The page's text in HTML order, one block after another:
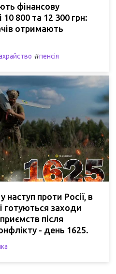
фінансову
800 та 12 300 грн:
отримають
#пенсія
проти Росії, в
готуються заходи
після
- день 1625.